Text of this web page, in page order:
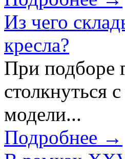
Из чего
кресла?
При подборе
столкнуться
модели...
Подробнее →